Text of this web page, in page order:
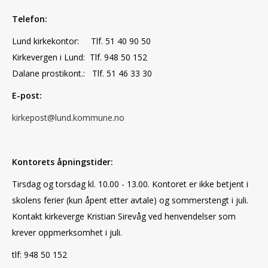
Telefon:
Lund kirkekontor: Tlf. 51 40 90 50
Kirkevergen i Lund: Tlf. 948 50 152
Dalane prostikont.: Tlf. 51 46 33 30
E-post:
kirkepost@lund.kommune.no
Kontorets åpningstider:
Tirsdag og torsdag kl. 10.00 - 13.00. Kontoret er ikke betjent i
skolens ferier (kun åpent etter avtale) og sommerstengt i juli.
Kontakt kirkeverge Kristian Sirevåg ved henvendelser som
krever oppmerksomhet i juli.
tlf: 948 50 152